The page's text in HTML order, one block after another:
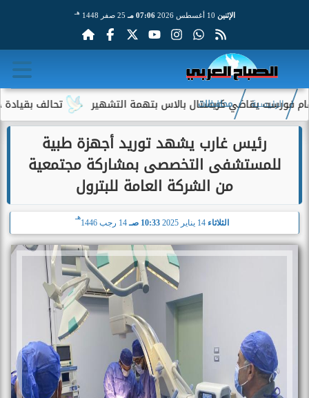
الإثنين 07:06 مـ 25 صفر 1448 هـ
تحالف بقيادة جيف يقاضي كريستال بالاس بتهمة التشهير
الرئيسية محافظات
رئيس غارب يشهد توريد أجهزة طبية
للمستشفى التخصصى بمشاركة مجتمعية
من الشركة العامة للبترول
الثلاثاء 14 يناير 2025 10:33 صـ 14 رجب 1446
هـ